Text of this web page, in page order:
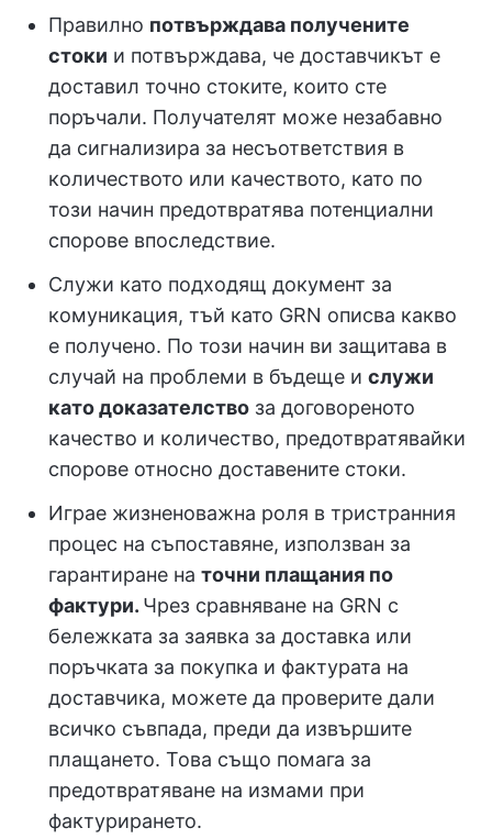
Правилно потвърждава получените
стоки и потвърждава, че доставчикът е
доставил точно стоките, които сте
поръчали. Получателят може незабавно
да сигнализира за несъответствия в
количеството или качеството, като по
този начин предотвратява потенциални
спорове впоследствие.
Служи като подходящ документ за
комуникация, тъй като GRN описва какво
е получено. По този начин ви защитава в
случай на проблеми в бъдеще и служи
като доказателство за договореното
качество и количество, предотвратявайки
спорове относно доставените стоки.
Играе жизненоважна роля в тристранния
процес на съпоставяне, използван за
гарантиране на точни плащания по
фактури. Чрез сравняване на GRN с
бележката за заявка за доставка или
поръчката за покупка и фактурата на
доставчика, можете да проверите дали
всичко съвпада, преди да извършите
плащането. Това също помага за
предотвратяване на измами при
фактурирането.